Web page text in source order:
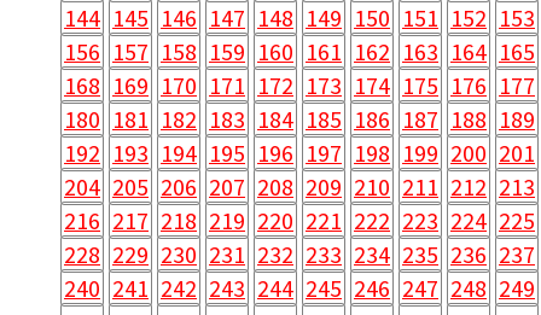
144 145 146 147 148 149 150 151 152 153
156 157 158 159 160 161 162 163 164 165
168 169 170 171 172 173 174 175 176 177
180 181 182 183 184 185 186 187 188 189
192 193 194 195 196 197 198 199 200 201
204 205 206 207 208 209 210 211 212 213
216 217 218 219 220 221 222 223 224 225
228 229 230 231 232 233 234 235 236 237
240 241 242 243 244 245 246 247 248 249